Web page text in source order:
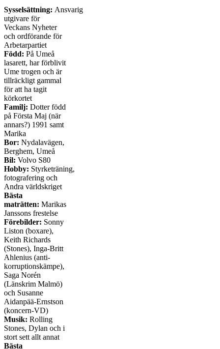
Sysselsättning: Ansvarig
utgivare för
Veckans Nyheter
och ordförande för
Arbetarpartiet
Född: På Umeå
lasarett, har förblivit
Ume trogen och är
tillräckligt gammal
för att ha tagit
körkortet
Familj: Dotter född
på Första Maj (när
annars?) 1991 samt
Marika
Bor: Nydalavägen,
Berghem, Umeå
Bil: Volvo S80
Hobby: Styrketräning,
fotografering och
Andra världskriget
Bästa
maträtten: Marikas
Janssons frestelse
Förebilder: Sonny
Liston (boxare),
Keith Richards
(Stones), Inga-Britt
Ahlenius (anti-
korruptionskämpe),
Saga Norén
(Länskrim Malmö)
och Susanne
Aidanpää-Ernstson
(koncern-VD)
Musik: Rolling
Stones, Dylan och i
stort sett allt annat
Bästa